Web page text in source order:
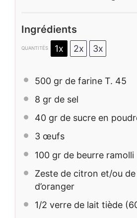
Ingrédients
QUANTITÉS 1x 2x 3x
500 gr de farine T. 45
8 gr de sel
40 gr de sucre en
3 œufs
100 gr de beurre ramolli
Zeste de citron et/ou de
d’oranger
1/2 verre de lait tiède (